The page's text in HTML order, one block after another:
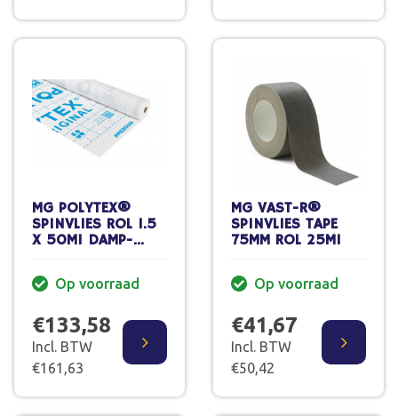
MG POLYTEX®
SPINVLIES ROL 1.5
X 50M1 DAMP-
Op voorraad
€133,58
Incl. BTW
€161,63
MG VAST-R®
SPINVLIES TAPE
75MM ROL 25M1
Op voorraad
€41,67
Incl. BTW
€50,42